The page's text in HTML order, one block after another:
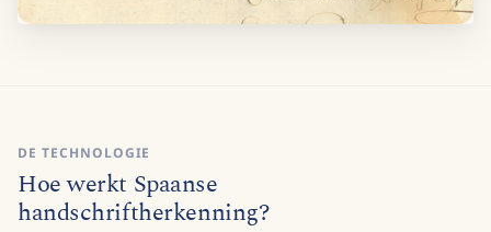
DE TECHNOLOGIE
Hoe werkt Spaanse
handschriftherkenning?